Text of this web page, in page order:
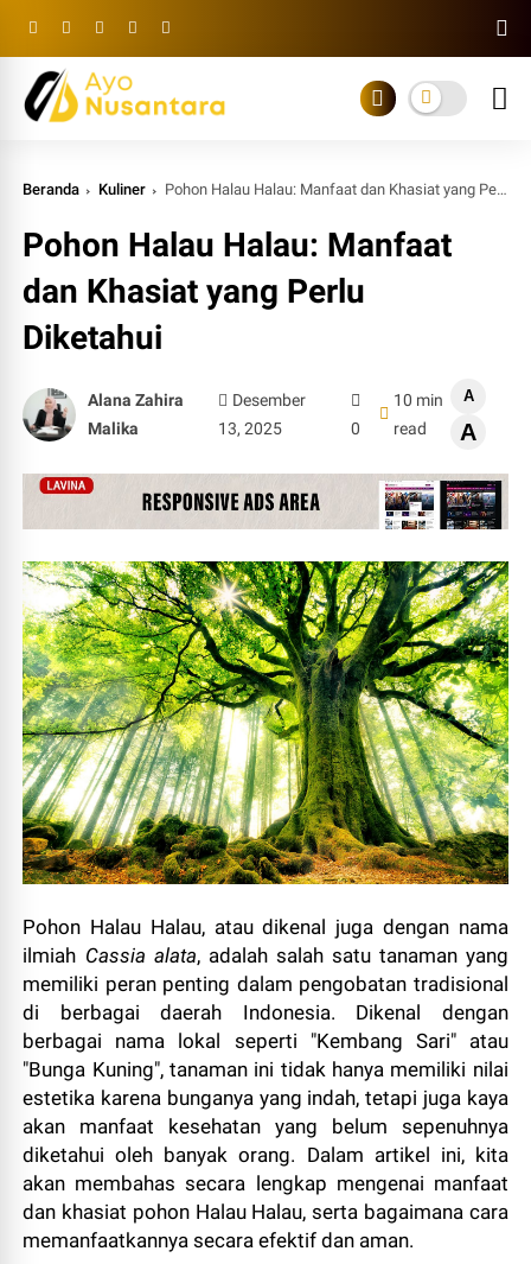
Beranda Kuliner Pohon Halau Halau: Manfaat dan Khasiat yang Perlu Diketahui
Pohon Halau Halau: Manfaat
dan Khasiat yang Perlu
Diketahui
Alana Zahira
Malika
Desember
13, 2025
0
10 min
read
A
A
Pohon Halau Halau, atau dikenal juga dengan nama
ilmiah Cassia alata, adalah salah satu tanaman yang
memiliki peran penting dalam pengobatan tradisional
di berbagai daerah Indonesia. Dikenal dengan
berbagai nama lokal seperti "Kembang Sari" atau
"Bunga Kuning", tanaman ini tidak hanya memiliki nilai
estetika karena bunganya yang indah, tetapi juga kaya
akan manfaat kesehatan yang belum sepenuhnya
diketahui oleh banyak orang. Dalam artikel ini, kita
akan membahas secara lengkap mengenai manfaat
dan khasiat pohon Halau Halau, serta bagaimana cara
memanfaatkannya secara efektif dan aman.